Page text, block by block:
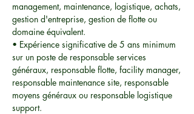
management, maintenance, logistique, achats,
gestion d'entreprise, gestion de flotte ou
domaine équivalent.
• Expérience significative de 5 ans minimum
sur un poste de responsable services
généraux, responsable flotte, facility manager,
responsable maintenance site, responsable
moyens généraux ou responsable logistique
support.